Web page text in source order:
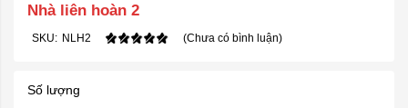
Nhà liên hoàn 2
SKU: NLH2 (Chưa có bình luận)
Số lượng